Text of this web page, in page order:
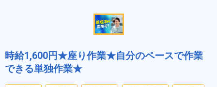
時給1,600円★座り作業★自分のペースで作業
できる単独作業★